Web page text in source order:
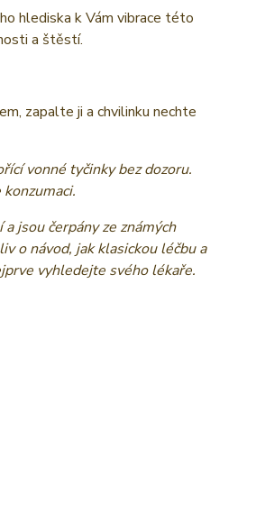
hlediska k Vám vibrace této
a štěstí.
zapalte ji a chvilinku nechte
vonné tyčinky bez dozoru.
jsou čerpány ze známých
o návod, jak klasickou léčbu a
vyhledejte svého lékaře.